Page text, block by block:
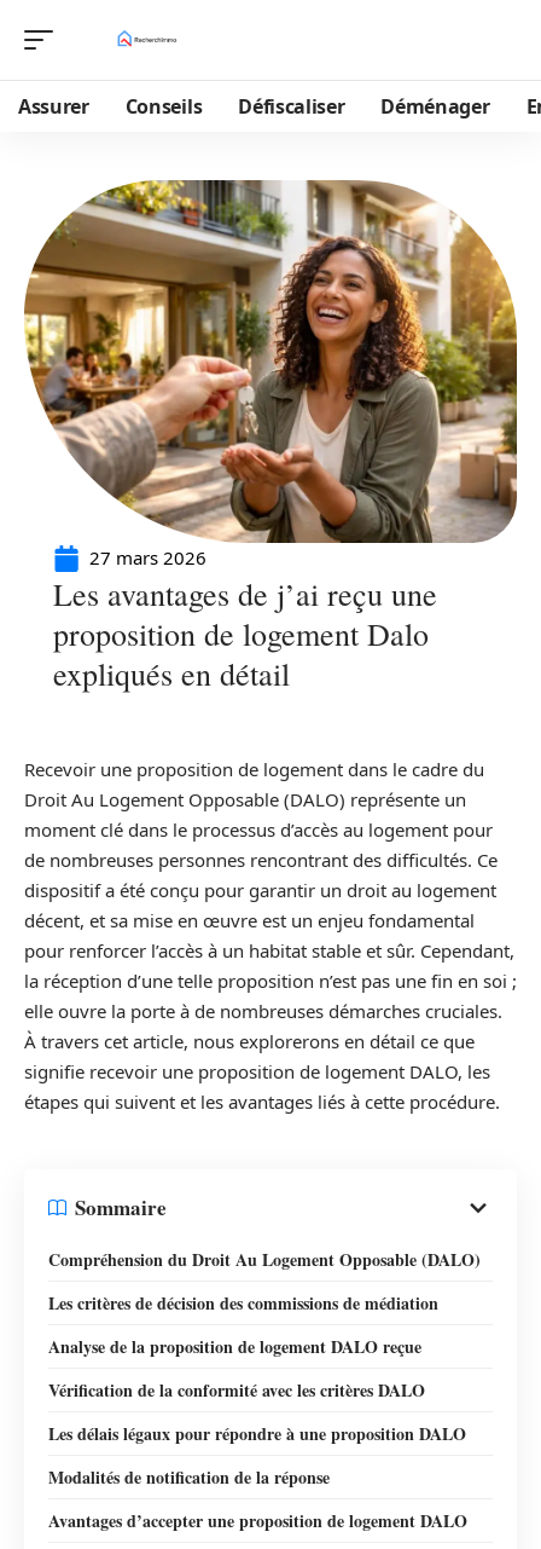
Assurer Conseils Défiscaliser Déménager
27 mars 2026
Les avantages de j’ai reçu une
proposition de logement Dalo
expliqués en détail
Recevoir une proposition de logement dans le cadre du
Droit Au Logement Opposable (DALO) représente un
moment clé dans le processus d’accès au logement pour
de nombreuses personnes rencontrant des difficultés. Ce
dispositif a été conçu pour garantir un droit au logement
décent, et sa mise en œuvre est un enjeu fondamental
pour renforcer l’accès à un habitat stable et sûr. Cependant,
la réception d’une telle proposition n’est pas une fin en soi ;
elle ouvre la porte à de nombreuses démarches cruciales.
À travers cet article, nous explorerons en détail ce que
signifie recevoir une proposition de logement DALO, les
étapes qui suivent et les avantages liés à cette procédure.
Sommaire
Compréhension du Droit Au Logement Opposable (DALO)
Les critères de décision des commissions de médiation
Analyse de la proposition de logement DALO reçue
Vérification de la conformité avec les critères DALO
Les délais légaux pour répondre à une proposition DALO
Modalités de notification de la réponse
Avantages d’accepter une proposition de logement DALO